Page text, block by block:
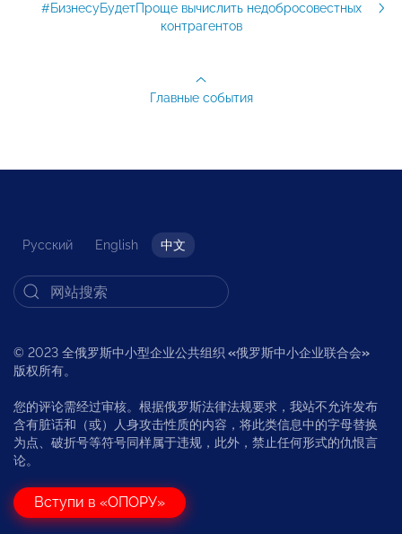
#БизнесуБудетПроще вычислить недобросовестных
контрагентов
Главные события
Русский English 中文
© 2023 全俄罗斯中小型企业公共组织 «俄罗斯中小企业联合会»
版权所有。
您的评论需经过审核。根据俄罗斯法律法规要求，我站不允许发布
含有脏话和（或）人身攻击性质的内容，将此类信息中的字母替换
为点、破折号等符号同样属于违规，此外，禁止任何形式的仇恨言
论。
Вступи в «ОПОРУ»